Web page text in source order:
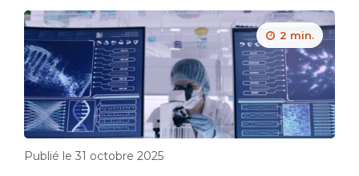
2 min.
Publié le 31 octobre 2025